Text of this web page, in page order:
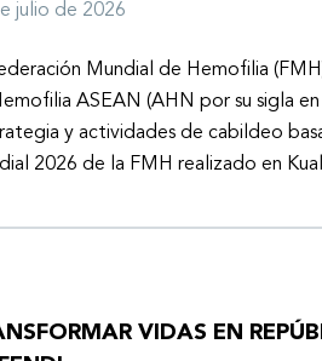
julio de 2026
Mundial de Hemofilia
ASEAN (AHN por su sigla
y actividades de cabildeo
2026 de la FMH realizado en
VIDAS EN